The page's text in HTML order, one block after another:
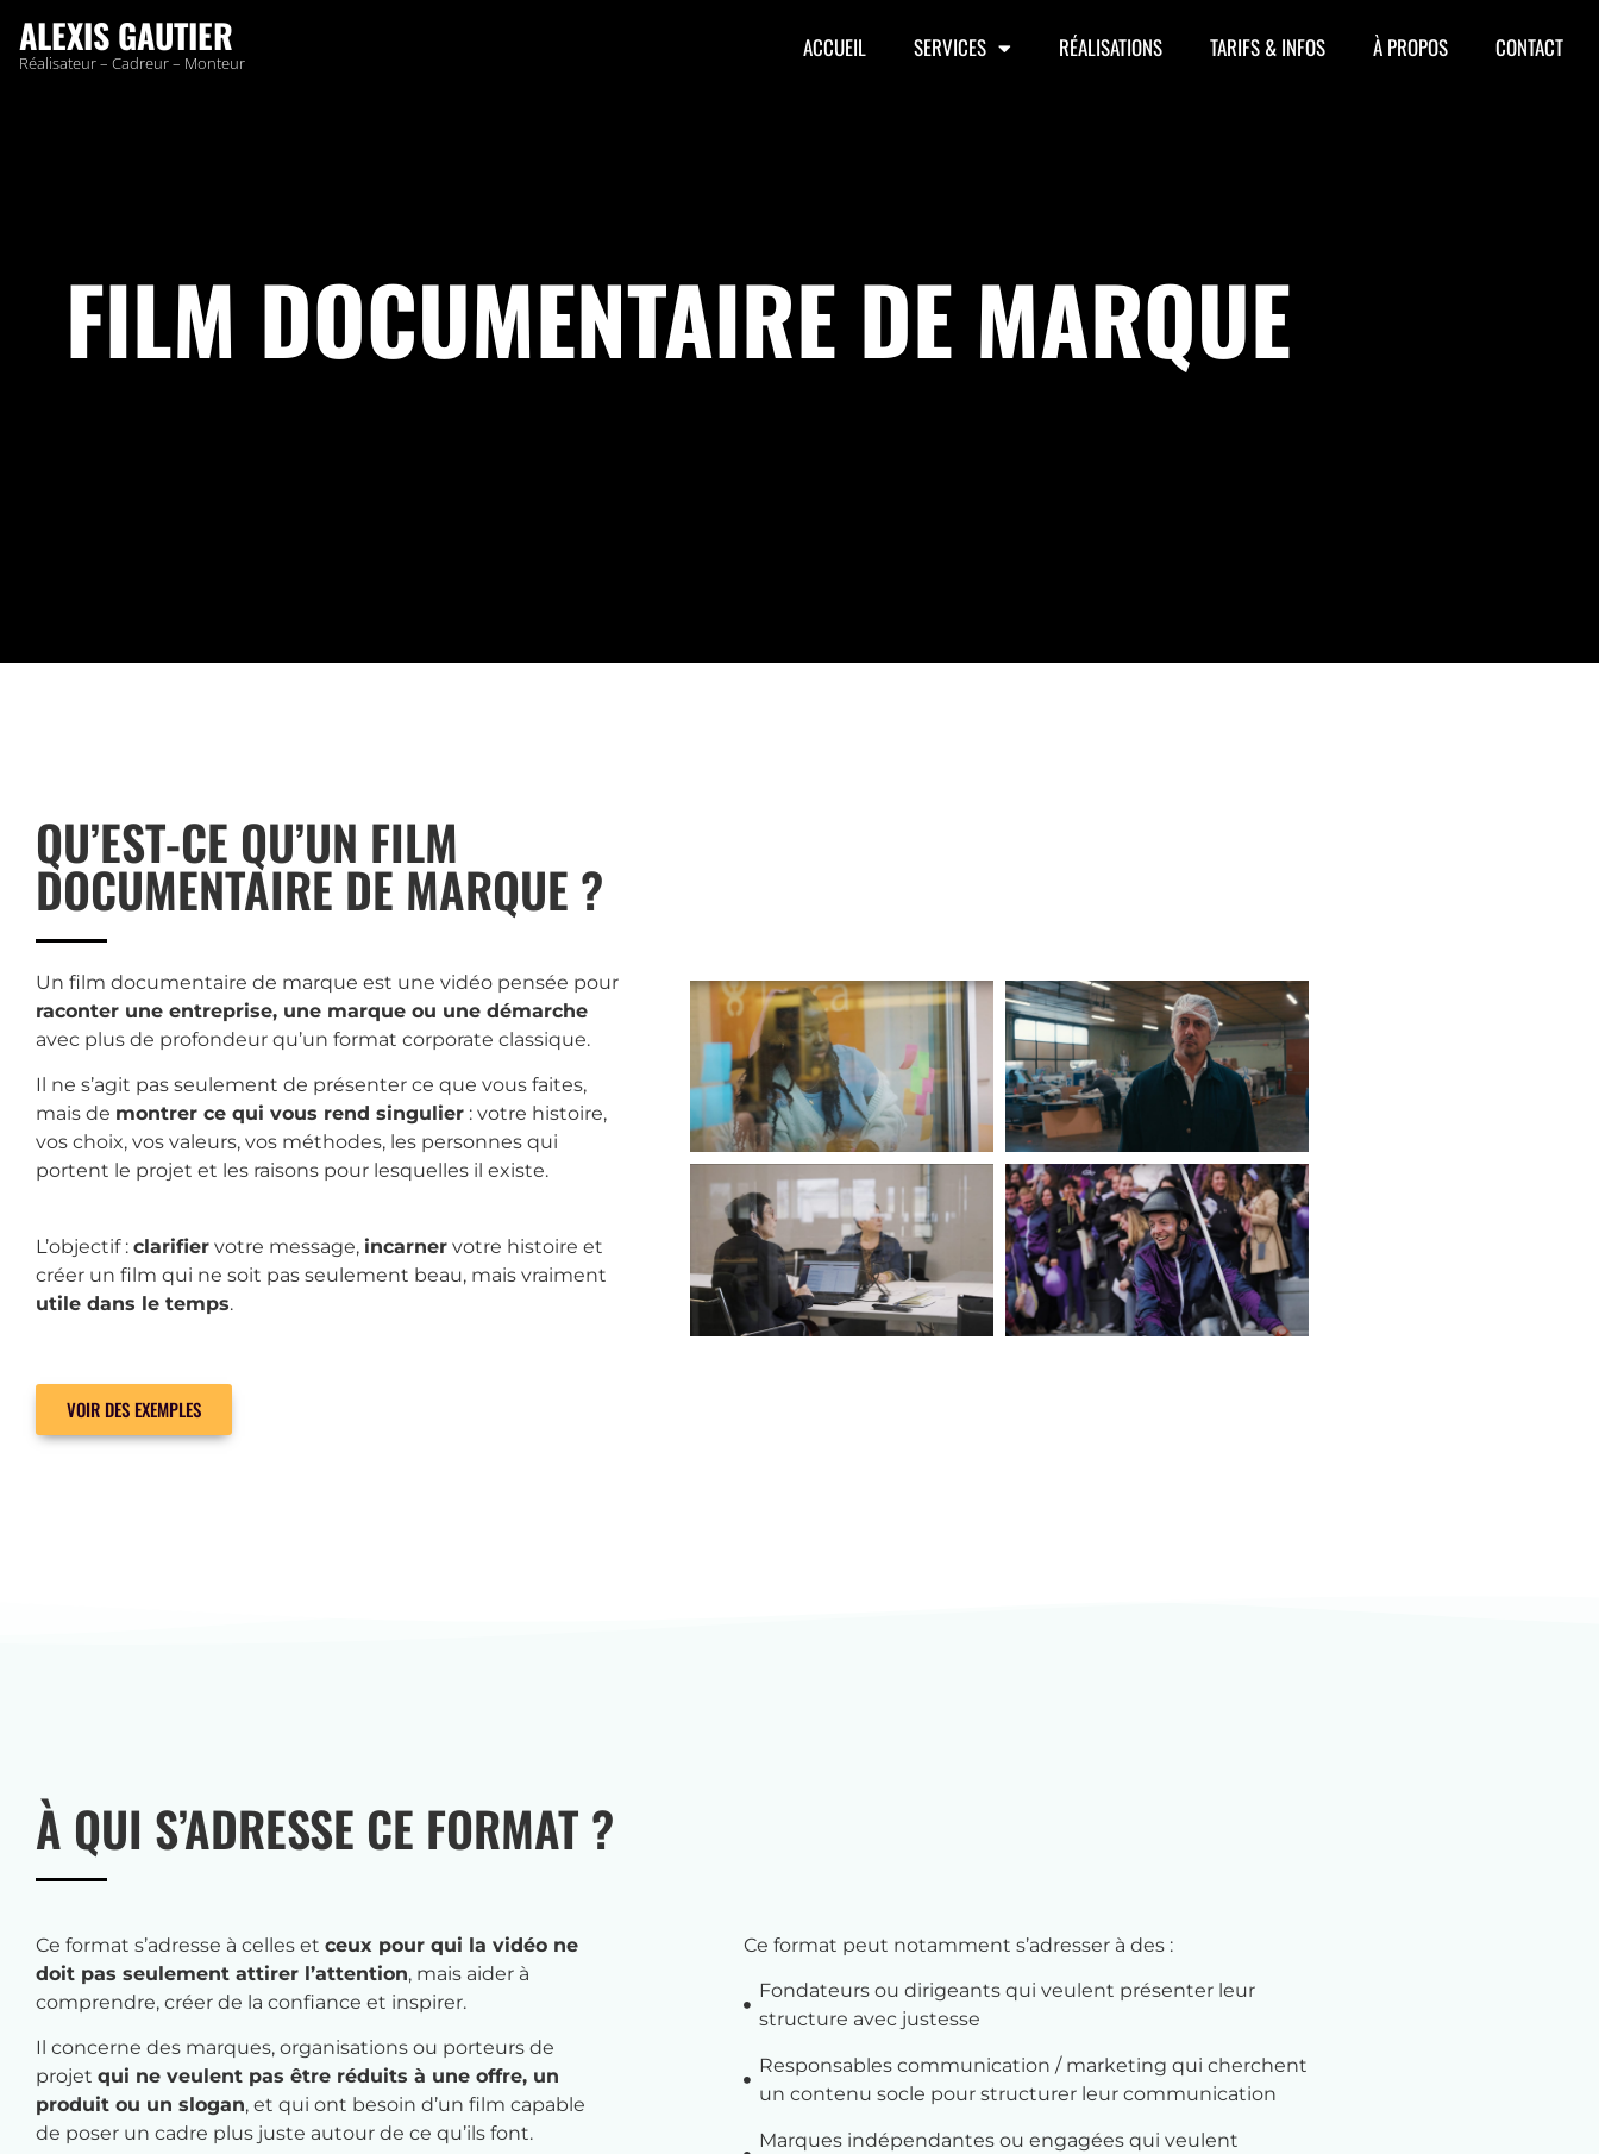
ALEXIS GAUTIER
Réalisateur – Cadreur – Monteur
ACCUEIL SERVICES RÉALISATIONS TARIFS & INFOS À PROPOS CONTACT
FILM DOCUMENTAIRE DE MARQUE
QU’EST-CE QU’UN FILM
DOCUMENTAIRE DE MARQUE ?
Un film documentaire de marque est une vidéo pensée pour
raconter une entreprise, une marque ou une démarche
avec plus de profondeur qu’un format corporate classique.
Il ne s’agit pas seulement de présenter ce que vous faites,
mais de montrer ce qui vous rend singulier : votre histoire,
vos choix, vos valeurs, vos méthodes, les personnes qui
portent le projet et les raisons pour lesquelles il existe.
L’objectif : clarifier votre message, incarner votre histoire et
créer un film qui ne soit pas seulement beau, mais vraiment
utile dans le temps.
VOIR DES EXEMPLES
À QUI S’ADRESSE CE FORMAT ?
Ce format s’adresse à celles et ceux pour qui la vidéo ne
doit pas seulement attirer l’attention, mais aider à
comprendre, créer de la confiance et inspirer.
Il concerne des marques, organisations ou porteurs de
projet qui ne veulent pas être réduits à une offre, un
produit ou un slogan, et qui ont besoin d’un film capable
de poser un cadre plus juste autour de ce qu’ils font.
Ce format peut notamment s’adresser à des :
Fondateurs ou dirigeants qui veulent présenter leur
structure avec justesse
Responsables communication / marketing qui cherchent
un contenu socle pour structurer leur communication
Marques indépendantes ou engagées qui veulent